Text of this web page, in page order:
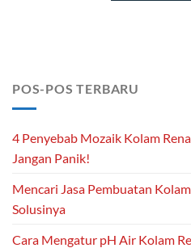
POS-POS TERBARU
4 Penyebab Mozaik Kolam
Jangan Panik!
Mencari Jasa Pembuatan
Solusinya
Cara Mengatur pH Air Kolam